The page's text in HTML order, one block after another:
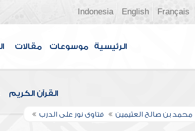
Français
English
Indonesia
الرئيسية موسوعات مقالات
القرآن الكريم
محمد بن صالح العثيمين فتاوى نور على الدرب